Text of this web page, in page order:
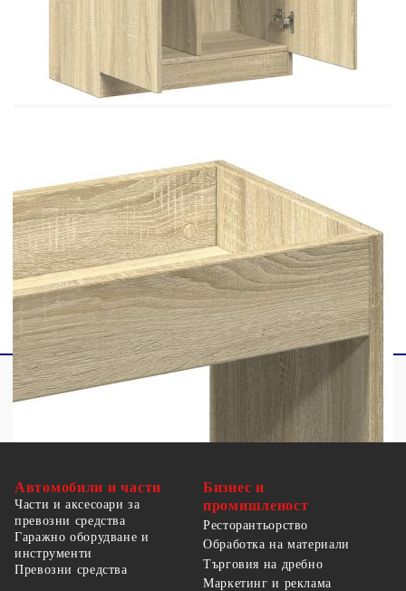
Материал: Инженерно дърво
Общи размери: 63 x 33 x 100 см (Ш x Д x
В)
Необходим е монтаж
Legal Documents:
Повече подробности за предотвратяване на
преобръщането на вашите мебели можете да
намеритетук
Автомобили и части
Части и аксесоари за
превозни средства
Гаражно оборудване и
инструменти
Превозни средства
Бизнес и
промишленост
Ресторантьорство
Обработка на материали
Търговия на дребно
Маркетинг и реклама